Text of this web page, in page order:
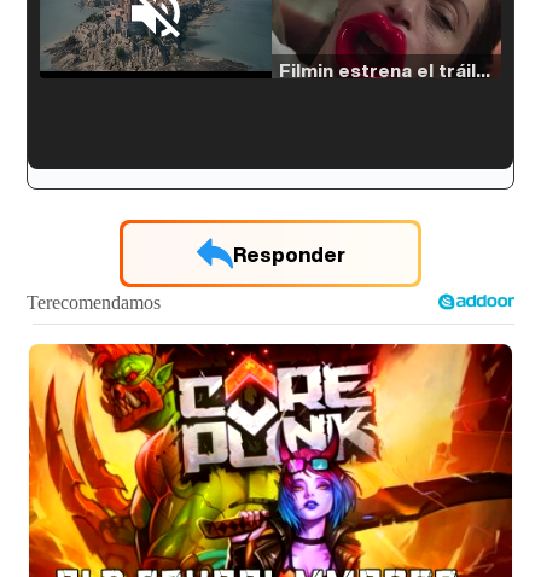
Unmute
Loaded:
54.63%
Filmin estrena el tráiler de 'Millennial Mal', su nueva comedia universitaria de la mano de Lorena Iglesias
Tráiler de '33 días', la nueva serie de Atresplayer con Julián Villagrán y José Manuel Poga
Tráiler en catalán de 'Ravalear', la nueva serie de HBO Max sobre los fondos buitre
Responder